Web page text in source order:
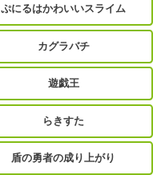
ぷにるはかわいいスライム
カグラバチ
遊戯王
らきすた
盾の勇者の成り上がり